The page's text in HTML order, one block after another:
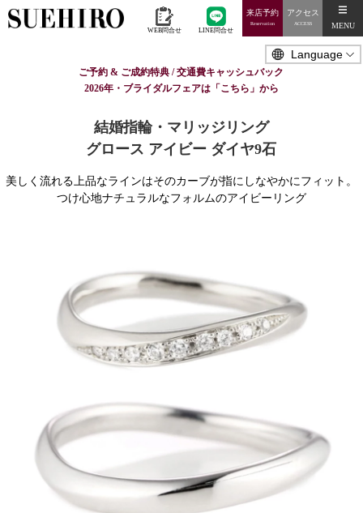
WEB問合せ LINE問合せ
来店予約
Reservation
アクセス
ACCESS MENU
ご予約 & ご成約特典 / 交通費キャッシュバック
2026年・ブライダルフェアは「こちら」から
結婚指輪・マリッジリング
グロース アイビー ダイヤ9石
美しく流れる上品なラインはそのカーブが指にしなやかにフィット。
つけ心地ナチュラルなフォルムのアイビーリング